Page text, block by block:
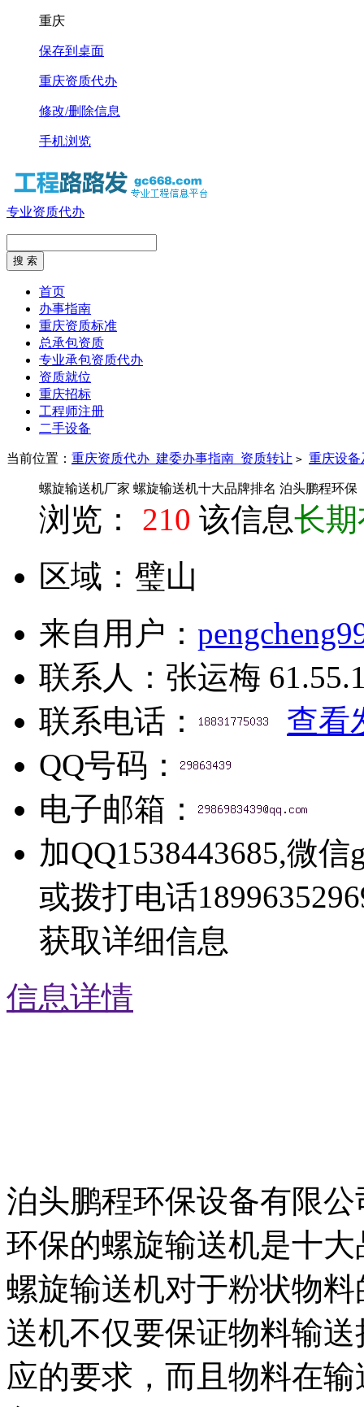
重庆
保存到桌面
重庆资质代办
修改/删除信息
手机浏览
专业资质代办
首页
办事指南
重庆资质标准
总承包资质
专业承包资质代办
资质就位
重庆招标
工程师注册
二手设备
当前位置： 重庆资质代办_建委办事指南_资质转让 > 重庆设备
螺旋输送机厂家 螺旋输送机十大品牌排名 泊头鹏程环保
浏览： 210 该信息长
区域： 璧山
来自用户：
联系人： 张运梅
联系电话：
查看
QQ号码：
电子邮箱：
加QQ1538443685,微信
或拨打电话
获取详细信息
信息详情
泊头鹏程环保设备有限
环保的螺旋输送机是十
螺旋输送机对于粉状物
送机不仅要保证物料输
应的要求，而且物料在